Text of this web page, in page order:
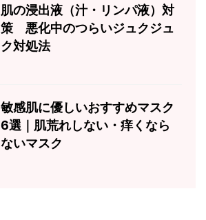
肌の浸出液（汁・リンパ液）対
策 悪化中のつらいジュクジュ
ク対処法
敏感肌に優しいおすすめマスク
6選｜肌荒れしない・痒くなら
ないマスク